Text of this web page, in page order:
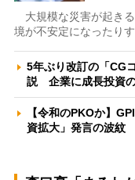
大規模な災害が起き
境が不安定になったり
5年ぶり改訂の「CG
説 企業に成長投資
【令和のPKOか】
資拡大」発言の波